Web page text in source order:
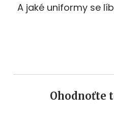
A jaké uniformy se
Ohodnoťte